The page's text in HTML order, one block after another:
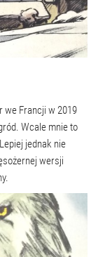
we Francji w 2019
Wcale mnie to
jednak nie
wersji